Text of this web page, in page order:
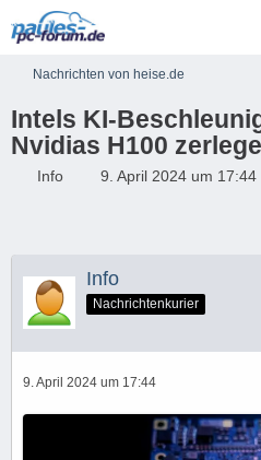
Nachrichten von heise.de
Intels KI-
Nvidias H100
Info 9. April 2024 um 17:44
Info
Nachrichtenkurier
9. April 2024 um 17:44